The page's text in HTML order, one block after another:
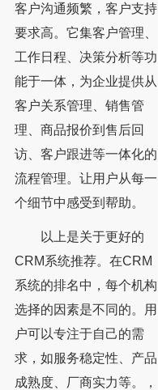
客户沟通频繁，客户支持
要求高。它集客户管理、
工作日程、决策分析等功
能于一体，为企业提供从
客户关系管理、销售管
理、商品报价到售后回
访、客户跟进等一体化的
流程管理。让用户从每一
个细节中感受到帮助。
以上是关于更好的
CRM系统推荐。在CRM
系统的排名中，每个机构
选择的因素是不同的。用
户可以专注于自己的需
求，如服务稳定性、产品
成熟度、厂商实力等。，